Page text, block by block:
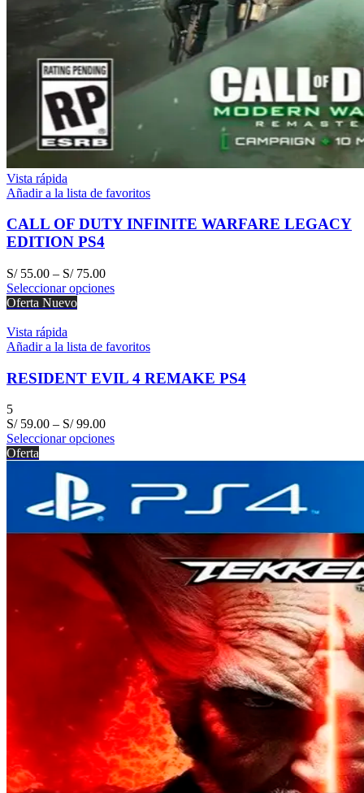
Vista rápida
Añadir a la lista de favoritos
CALL OF DUTY INFINITE WARFARE LEGACY
EDITION PS4
S/55.00 – S/75.00
Seleccionar opciones
Oferta Nuevo
Vista rápida
Añadir a la lista de favoritos
RESIDENT EVIL 4 REMAKE PS4
5
S/59.00 – S/99.00
Seleccionar opciones
Oferta